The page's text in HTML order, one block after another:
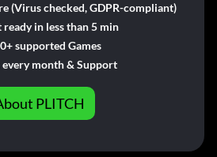
(Virus checked, GDPR-compliant)
ready in less than 5 min
supported Games
every month & Support
PLITCH